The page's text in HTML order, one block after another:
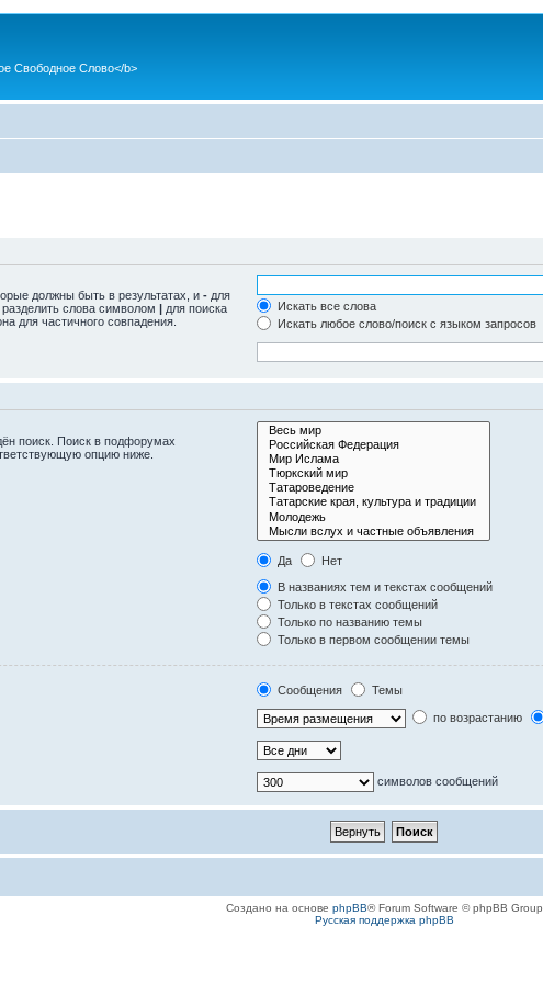
Свободное Слово</b>
должны быть в результатах, и - для
слова символом | для поиска
для частичного совпадения.
Искать все слова
Искать любое слово/поиск с языком запросов
поиск. Поиск в подфорумах
опцию ниже.
Да
Нет
В названиях тем и текстах сообщений
Только в текстах сообщений
Только по названию темы
Только в первом сообщении темы
Сообщения
Темы
по возрастанию
символов сообщений
Создано на основе phpBB® Forum Software © phpBB Group
Русская поддержка phpBB